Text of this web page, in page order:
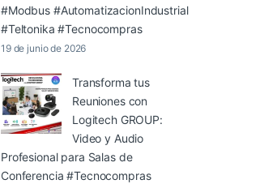
#Modbus #AutomatizacionIndustrial
#Teltonika #Tecnocompras
19 de junio de 2026
Transforma tus
Reuniones con
Logitech GROUP:
Video y Audio
Profesional para Salas de
Conferencia #Tecnocompras